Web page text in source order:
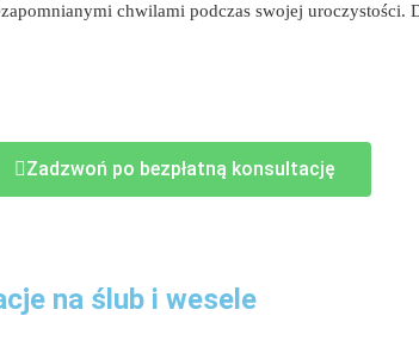
chwilami podczas swojej uroczystości.
Zadzwoń po bezpłatną konsultację
na ślub i wesele